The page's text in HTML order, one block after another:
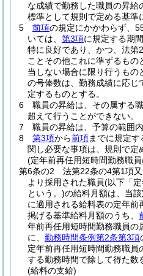
な成績で勤務した職員の昇給
標準として規則で定める基準
5
前項の規定にかかわらず、
いては、 第3項に規定する期
特に良好であり、かつ、法第
ことその他これに準ずるも
当しない場合に限り行うも
の号俸数は、勤務成績に応じ
定するものとする。
6
職員の昇給は、その属する
超えて行うことができない。
7
職員の昇給は、予算の範囲
8
第3項から前項までに規定
関し必要な事項は、規則で定
(定年前再任用短時間勤務職
第6条の2
法第22条の4第1項
より採用された職員(以下「定
という。)の給料月額は、当
に適用される給料表の定年前
掲げる基準給料月額のうち、
年前再任用短時間勤務職員の
に、 勤務時間条例第2条第3項
定年前再任用短時間勤務職員
する勤務時間で除して得た数
(給料の支給)